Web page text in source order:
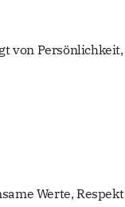
von Persönlichkeit,
Werte, Respekt